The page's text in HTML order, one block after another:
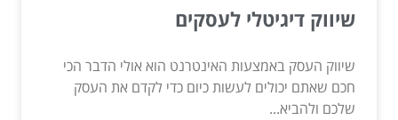
שיווק דיגיטלי לעסקים
שיווק העסק באמצעות האינטרנט הוא אולי הדבר הכי
חכם שאתם יכולים לעשות כיום כדי לקדם את העסק
שלכם ולהביא...